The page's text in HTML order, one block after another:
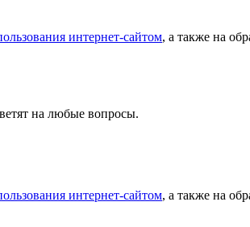
интернет-сайтом, а также на
на любые вопросы.
интернет-сайтом, а также на